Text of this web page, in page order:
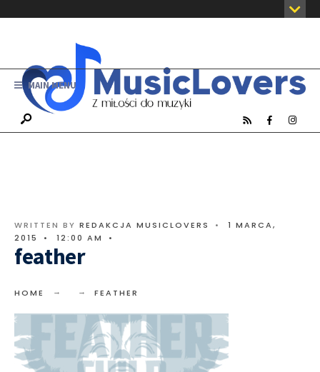
MAIN MENU
WRITTEN BY REDAKCJA MUSICLOVERS •
1 MARCA,
2015
• 12:00 AM •
feather
HOME FEATHER